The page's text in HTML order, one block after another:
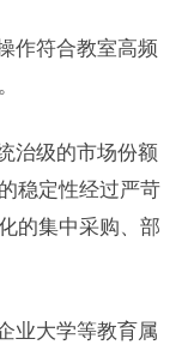
作符合教室高频
治级的市场份额
稳定性经过严苛
的集中采购、部
业大学等教育属